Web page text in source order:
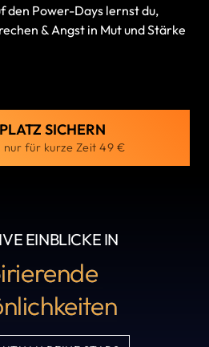
den Power-Days lernst du,
& Angst in Mut und Stärke
SICHERN
nur für kurze Zeit 49 €
EINBLICKE IN